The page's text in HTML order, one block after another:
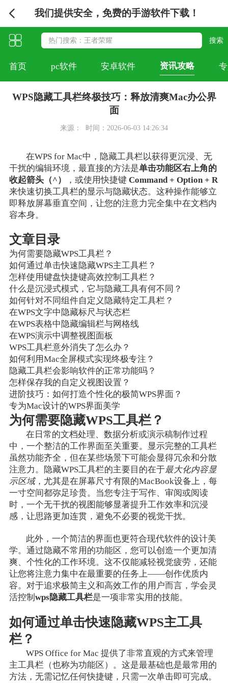
我们提供安全，免费的手游软件下载！
首页 pc软件 安卓软件 资讯攻略
WPS隐藏工具栏终极技巧：释放清爽Mac办公界
面
来源： 时间：2026-06-03 14:26:34
在WPS for Mac中，隐藏工具栏以获得更沉浸、无
干扰的编辑环境，最直接的方法是单击功能区右上角的
收起箭头（^）
，或使用快捷键 Command + Option + R
来快速切换工具栏的显示与隐藏状态。这种操作能够立
即释放屏幕垂直空间，让您的注意力完全集中在文档内
容本身。
文章目录
为何需要隐藏WPS工具栏？
如何通过单击快速隐藏WPS主工具栏？
怎样使用键盘快捷键高效控制工具栏？
什么是沉浸式模式，它与隐藏工具有何不同？
如何针对不同组件自定义隐藏特定工具栏？
在WPS文字中隐藏标尺与状态栏
在WPS表格中隐藏编辑栏与网格线
在WPS演示中调整视图面板
WPS工具栏意外消失了怎么办？
如何利用Mac全屏模式实现终极专注？
隐藏工具栏会影响软件的正常功能吗？
怎样保存我的自定义视图设置？
进阶技巧：如何打造个性化的极简WPS界面？
专为Mac设计的WPS界面美学
为何需要隐藏WPS工具栏？
在日常的文档处理、数据分析或演示稿制作过程
中，一个整洁的工作界面至关重要。显示完整的工具栏
虽然功能齐全，但在某些场景下可能会显得冗余和分散
注意力。隐藏WPS工具栏的主要目的在于最大化内容显
示区域，尤其是在屏幕尺寸有限的MacBook设备上，每
一寸空间都弥足珍贵。当您专注于写作、审阅或阅读
时，一个无干扰的视图能够显著提升工作效率和沉浸
感，让思路更加连贯，避免不必要的视觉干扰。
此外，一个简洁的界面也更符合现代软件的设计美
学。通过隐藏不常用的功能区，您可以创造一个更加清
爽、个性化的工作环境。这不仅能减轻视觉疲劳，还能
让您将注意力集中在最重要的任务上——创作优质内
容。对于追求极简主义和高效工作的用户而言，学会灵
活控制 wps隐藏工具栏是一项非常实用的技能。
如何通过单击快速隐藏WPS主工具
栏？
WPS Office for Mac 提供了非常直观的方式来管理
主工具栏（也称为功能区）。这是最基础也是最常用的
方法，无需记忆任何快捷键，只需一次单击即可完成。